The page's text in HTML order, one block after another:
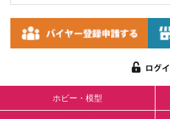
ホビー・模型